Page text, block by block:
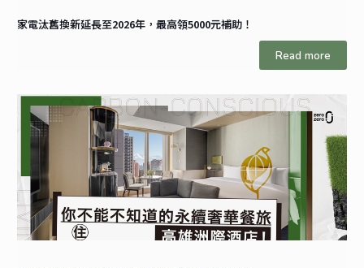
家電汰舊換新延長至2026年，最高領5000元補助！
Read more